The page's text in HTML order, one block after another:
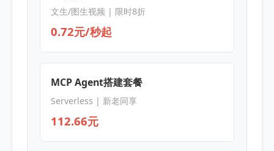
文生/图生视频 | 限时8折
0.72元/秒起
MCP Agent搭建套餐
Serverless | 新老同享
112.66元